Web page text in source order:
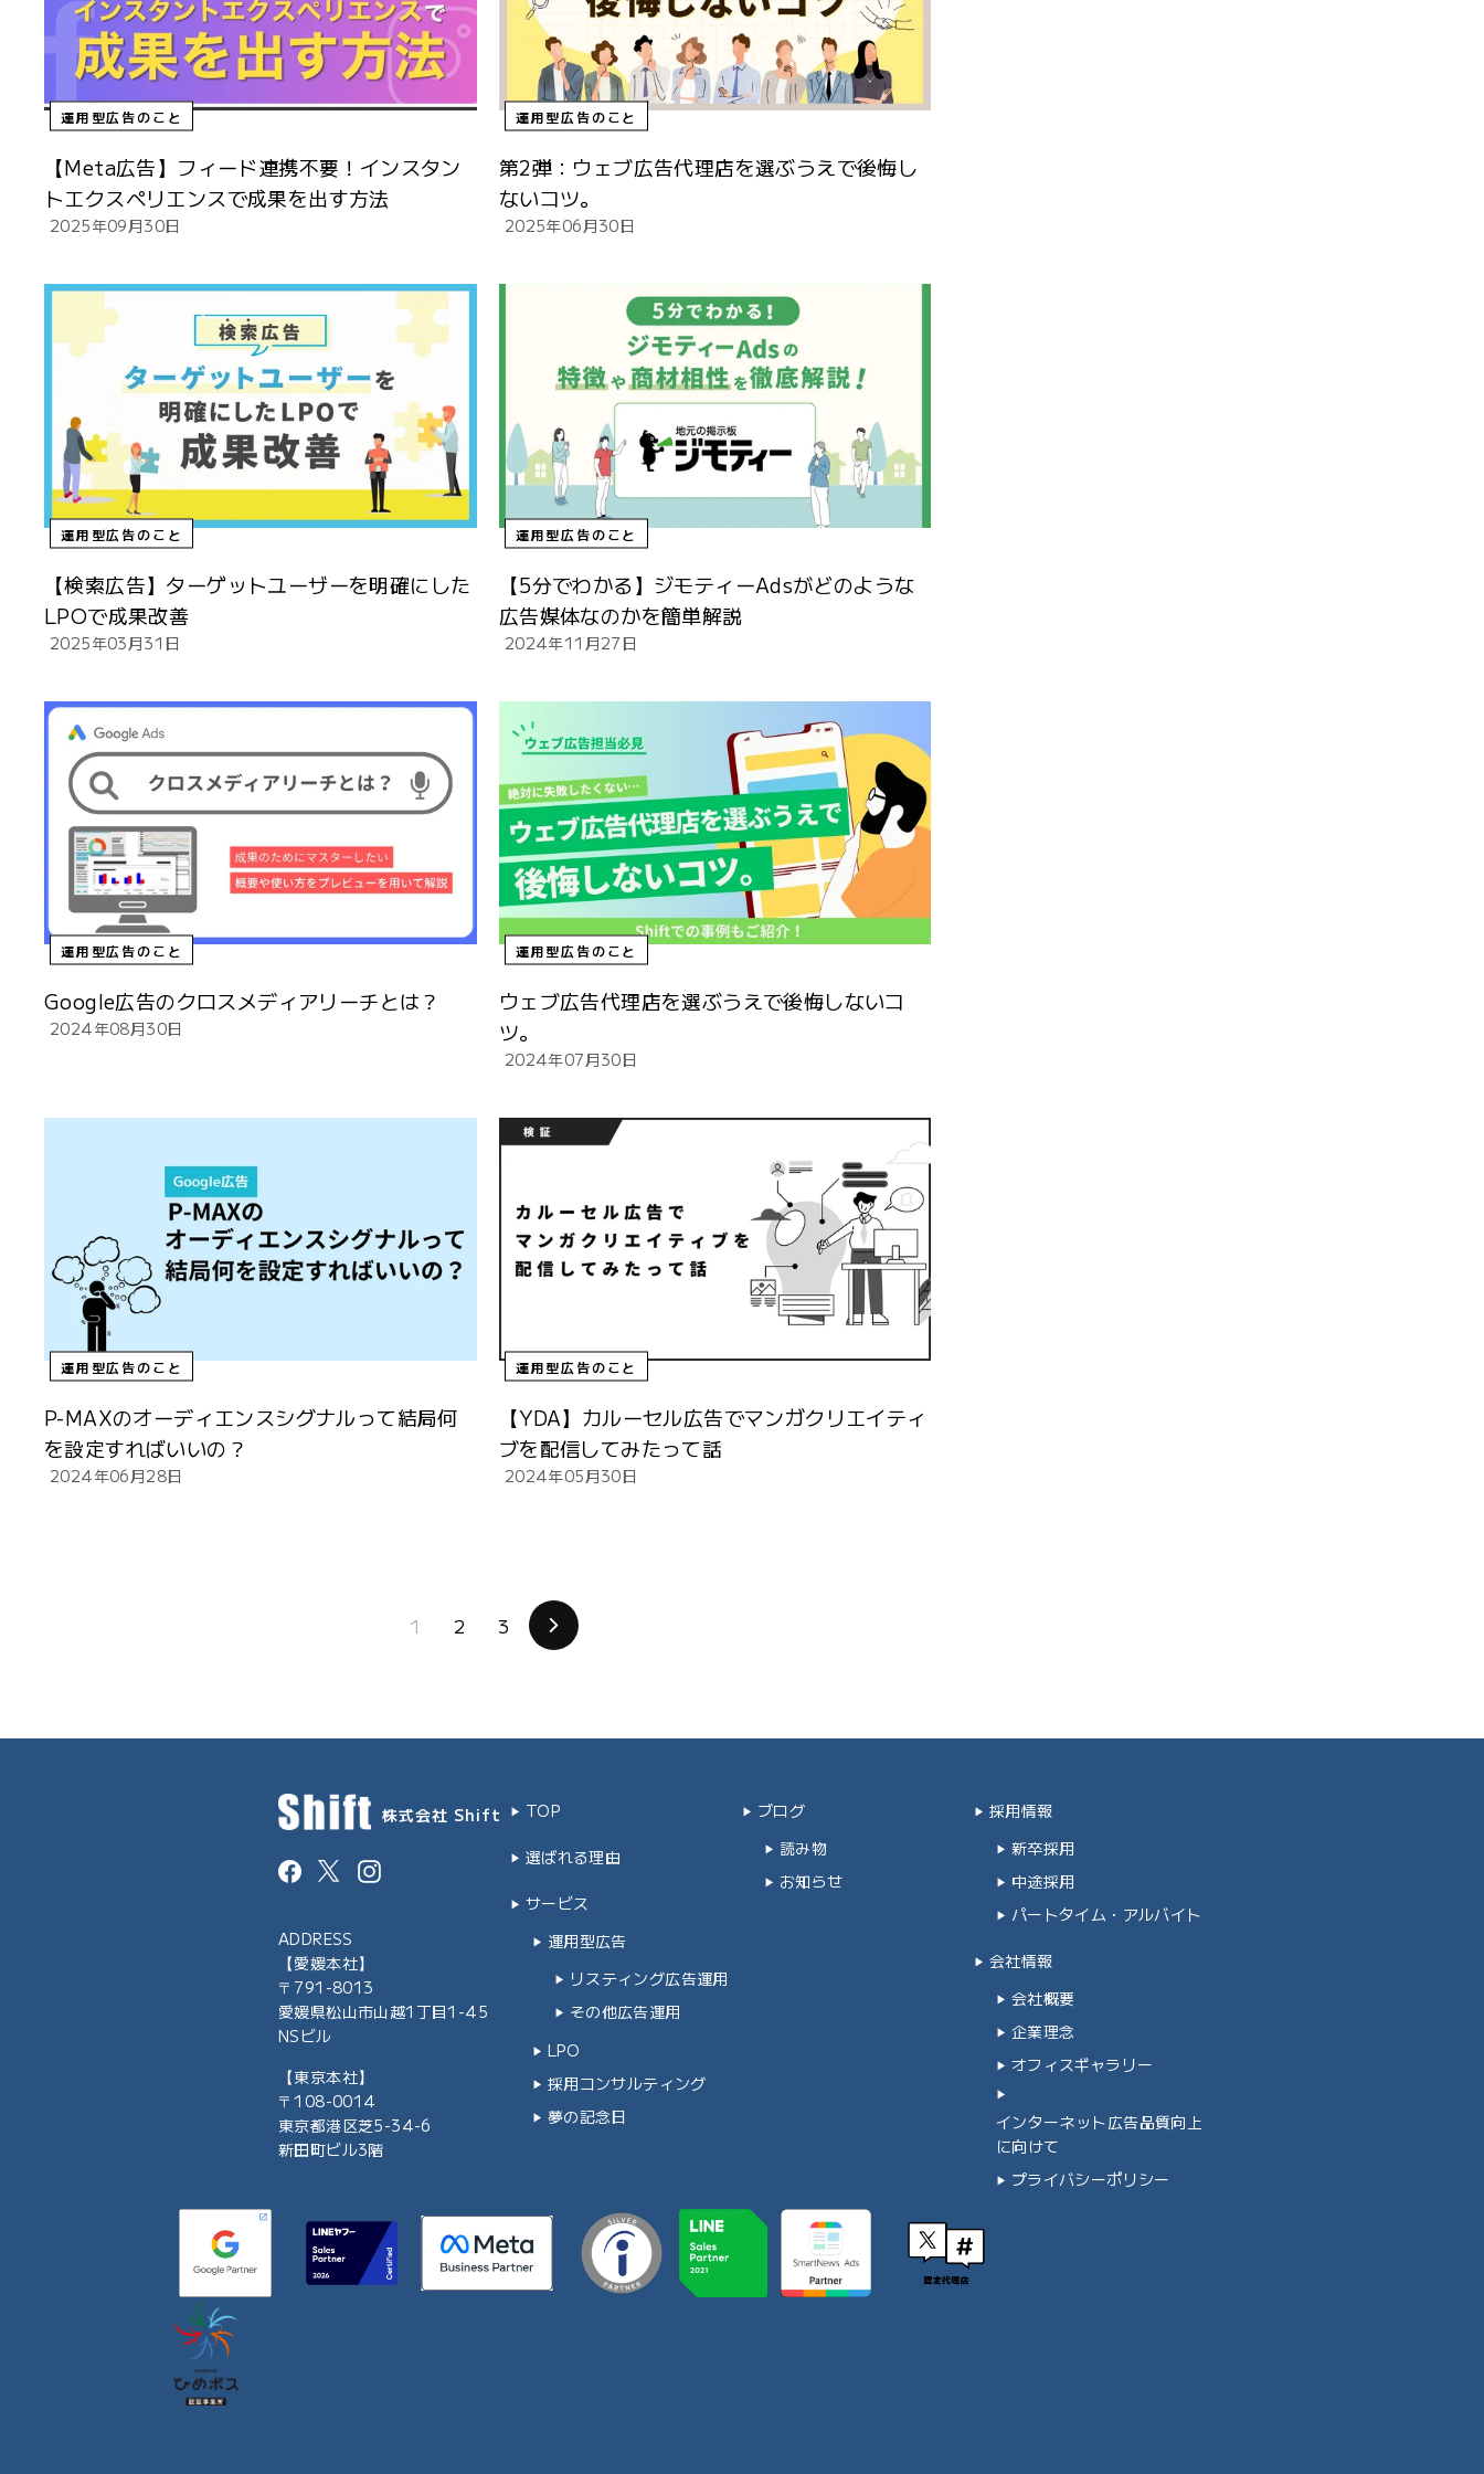
運用型広告のこと
【Meta広告】フィード連携不要！インスタン
トエクスペリエンスで成果を出す方法
2025年09月30日
運用型広告のこと
第2弾：ウェブ広告代理店を選ぶうえで後悔し
ないコツ。
2025年06月30日
運用型広告のこと
【検索広告】ターゲットユーザーを明確にした
LPOで成果改善
2025年03月31日
運用型広告のこと
【5分でわかる】ジモティーAdsがどのような
広告媒体なのかを簡単解説
2024年11月27日
運用型広告のこと
Google広告のクロスメディアリーチとは？
2024年08月30日
運用型広告のこと
ウェブ広告代理店を選ぶうえで後悔しないコ
ツ。
2024年07月30日
運用型広告のこと
P-MAXのオーディエンスシグナルって結局何
を設定すればいいの？
2024年06月28日
運用型広告のこと
【YDA】カルーセル広告でマンガクリエイティ
ブを配信してみたって話
2024年05月30日
1 2 3
次
株式会社 Shift
FacebookInstagram
ADDRESS
【愛媛本社】
〒791-8013
愛媛県松山市山越1丁目1-45
NSビル
【東京本社】
〒108-0014
東京都港区芝5-34-6
新田町ビル3階
TOP
選ばれる理由
サービス
運用型広告
リスティング広告運用
その他広告運用
LPO
採用コンサルティング
夢の記念日
ブログ
読み物
お知らせ
採用情報
新卒採用
中途採用
パートタイム・アルバイト
会社情報
会社概要
企業理念
オフィスギャラリー
インターネット広告品質向上
に向けて
プライバシーポリシー